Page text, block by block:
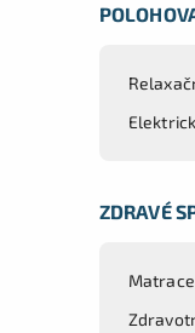
ZDRAVÉ
Matrace